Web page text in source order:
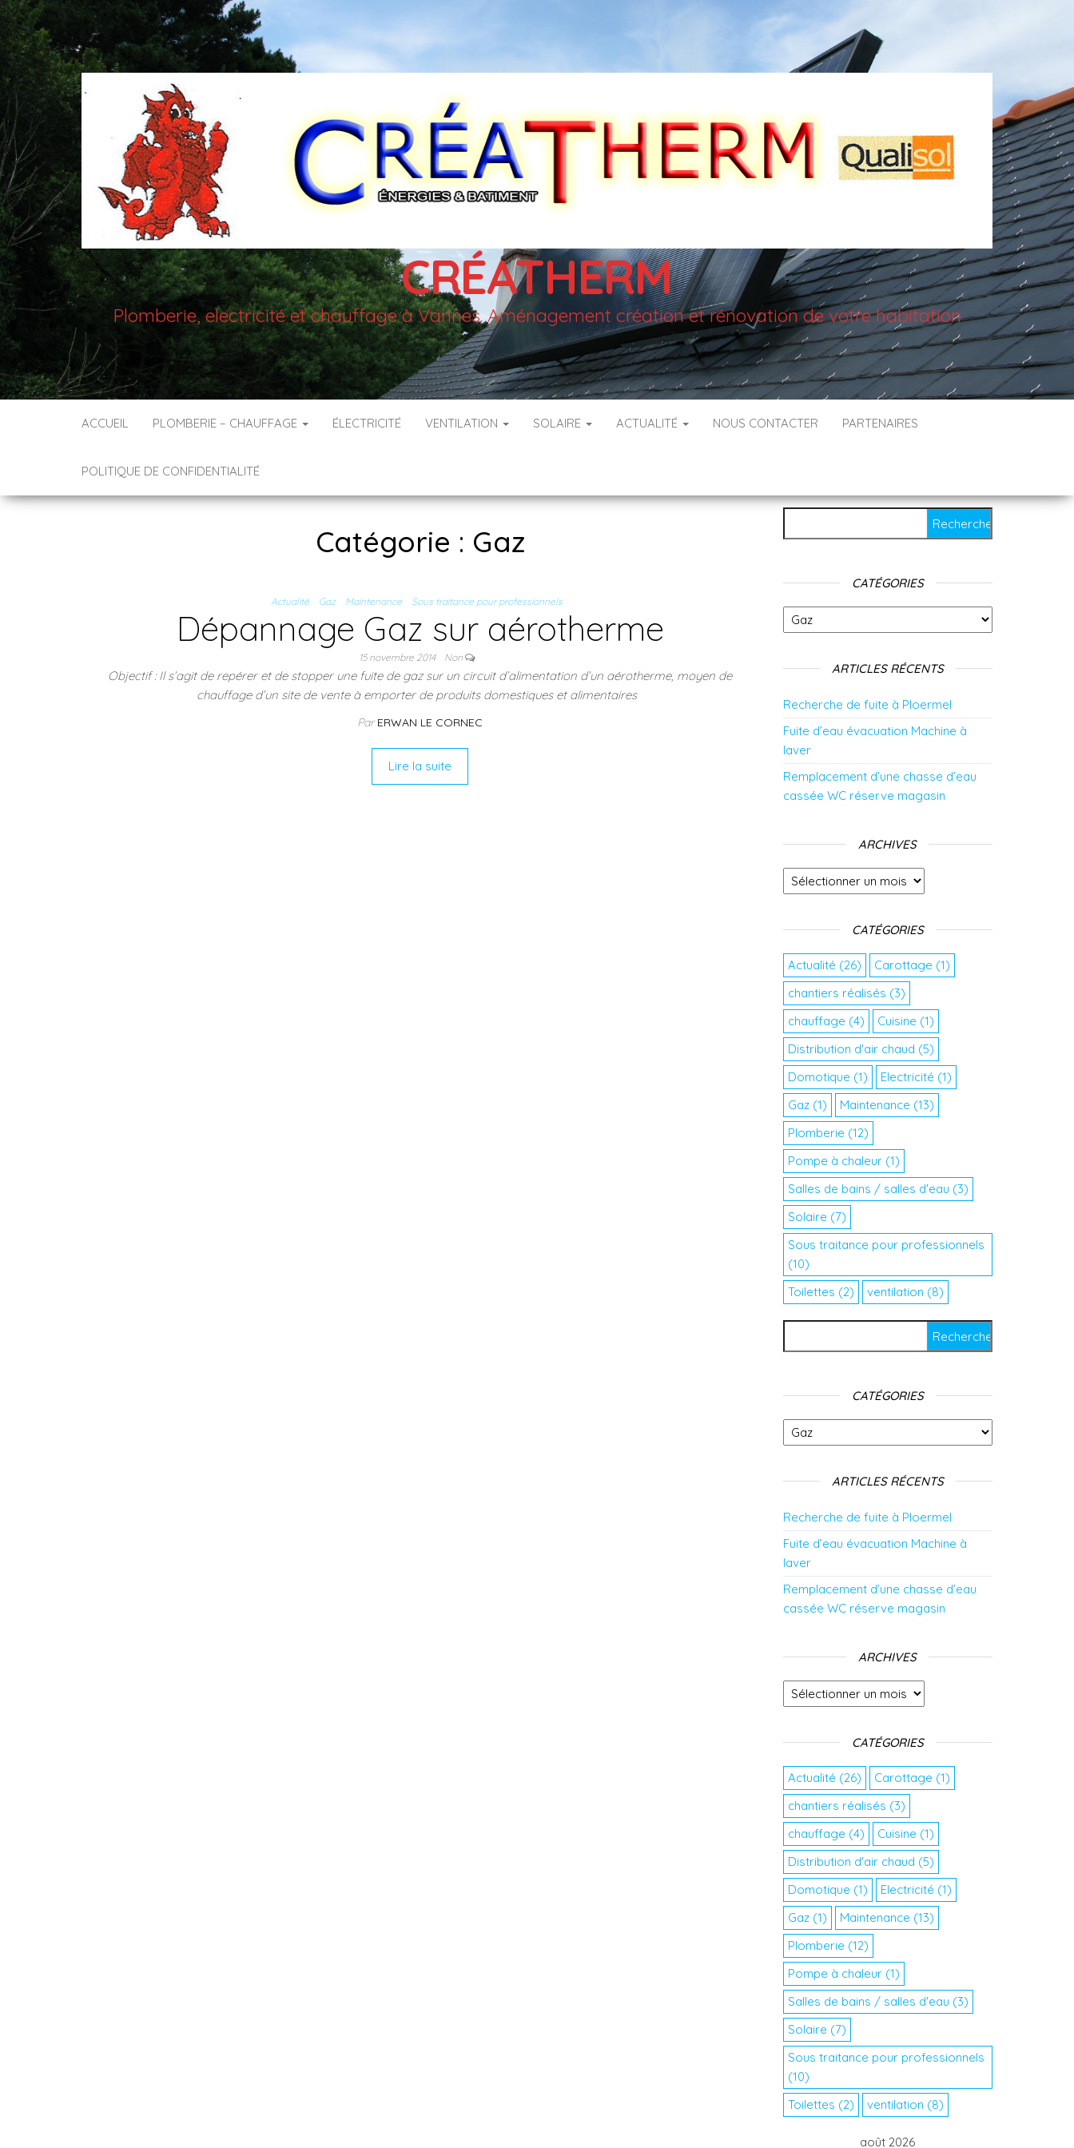
CRÉATHERM
Plomberie, electricité et chauffage à Vannes. Aménagement création et rénovation de votre habitation
ACCUEIL PLOMBERIE – CHAUFFAGE ÉLECTRICITÉ VENTILATION SOLAIRE ACTUALITÉ NOUS CONTACTER PARTENAIRES
POLITIQUE DE CONFIDENTIALITÉ
Catégorie : Gaz
Actualité Gaz Maintenance Sous traitance pour professionnels
Dépannage Gaz sur aérotherme
15 novembre 2014 Non
Objectif : Il s’agit de repérer et de stopper une fuite de gaz sur un circuit d’alimentation d’un aérotherme, moyen de
chauffage d’un site de vente à emporter de produits domestiques et alimentaires
ParERWAN LE CORNEC
Lire la suite
CATÉGORIES
Catégories
ARTICLES RÉCENTS
Recherche de fuite à Ploermel
Fuite d’eau évacuation Machine à
laver
Remplacement d’une chasse d’eau
cassée WC réserve magasin
ARCHIVES
Archives
CATÉGORIES
Actualité (26) Carottage (1)
chantiers réalisés (3)
chauffage (4) Cuisine (1)
Distribution d'air chaud (5)
Domotique (1) Electricité (1)
Gaz(1) Maintenance (13)
Plomberie (12)
Pompe à chaleur(1)
Salles de bains / salles d'eau (3)
Solaire (7)
Sous traitance pour professionnels
(10)
Toilettes (2) ventilation (8)
CATÉGORIES
Catégories
ARTICLES RÉCENTS
Recherche de fuite à Ploermel
Fuite d’eau évacuation Machine à
laver
Remplacement d’une chasse d’eau
cassée WC réserve magasin
ARCHIVES
Archives
CATÉGORIES
Actualité (26) Carottage (1)
chantiers réalisés (3)
chauffage (4) Cuisine (1)
Distribution d'air chaud (5)
Domotique (1) Electricité (1)
Gaz(1) Maintenance (13)
Plomberie (12)
Pompe à chaleur(1)
Salles de bains / salles d'eau (3)
Solaire (7)
Sous traitance pour professionnels
(10)
Toilettes (2) ventilation (8)
août 2026